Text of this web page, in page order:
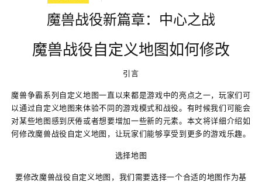
魔兽战役新篇章：中心之战
魔兽战役自定义地图如何修改
引言
魔兽争霸系列自定义地图一直以来都是游戏中的亮点之一，玩家们可
以通过自定义地图来体验不同的游戏模式和战役。有时候我们可能会
对某些地图感到厌倦或者想要增加一些新的元素。本文将详细介绍如
何修改魔兽战役自定义地图，让玩家们能够享受到更多的游戏乐趣。
选择地图
要修改魔兽战役自定义地图，我们需要选择一个合适的地图作为基